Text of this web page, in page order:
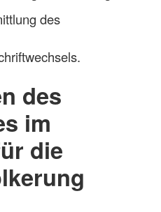
des
des
im
die